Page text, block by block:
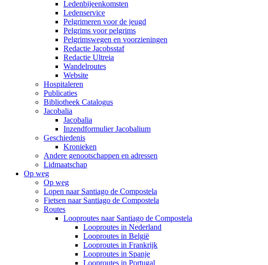
Ledenbijeenkomsten
Ledenservice
Pelgrimeren voor de jeugd
Pelgrims voor pelgrims
Pelgrimswegen en voorzieningen
Redactie Jacobsstaf
Redactie Ultreia
Wandelroutes
Website
Hospitaleren
Publicaties
Bibliotheek Catalogus
Jacobalia
Jacobalia
Inzendformulier Jacobalium
Geschiedenis
Kronieken
Andere genootschappen en adressen
Lidmaatschap
Op weg
Op weg
Lopen naar Santiago de Compostela
Fietsen naar Santiago de Compostela
Routes
Looproutes naar Santiago de Compostela
Looproutes in Nederland
Looproutes in België
Looproutes in Frankrijk
Looproutes in Spanje
Looproutes in Portugal